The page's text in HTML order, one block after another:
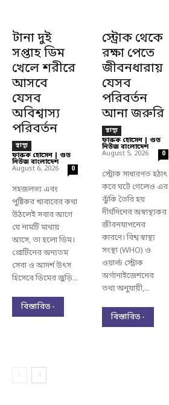
টানা দুই
সপ্তাহ ডিম
খেলে শরীরে
আসবে
যেসব
অবিশ্বাস্য
পরিবর্তন
স্বাস্থ্য
ফারুক হোসেন | গুড
নিউজ বাংলাদেশ -
August 6, 2026 0
সহজলভ্য এবং
পুষ্টিকর খাবারের কথা
উঠলেই সবার আগে
যে নামটি মাথায়
আসে, তা হলো ডিম।
প্রোটিনের অন্যতম
সেরা ও আদর্শ উৎস
হিসেবে ডিমের জুড়ি...
বিস্তারিত -
স্ট্রোক থেকে
রক্ষা পেতে
জীবনধারায়
যেসব
পরিবর্তন
আনা জরুরি
স্বাস্থ্য
ফারুক হোসেন | গুড
নিউজ বাংলাদেশ -
August 5, 2026 0
স্ট্রোক সাধারণত হঠাৎ
করে ঘটে গেলেও এর
ঝুঁকি তৈরি হয়
দীর্ঘদিনের অস্বাস্থ্যকর
জীবনযাপনের
কারণে। বিশ্ব স্বাস্থ্য
সংস্থা (WHO) ও
ওয়ার্ল্ড স্ট্রোক
অর্গানাইজেশনের
তথ্য অনুযায়ী,...
বিস্তারিত -